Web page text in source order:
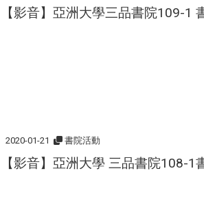
【影音】亞洲大學三品書院109-1
2020-01-21 書院活動
【影音】亞洲大學 三品書院108-1